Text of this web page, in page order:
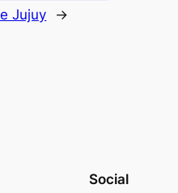
Jujuy
→
Social